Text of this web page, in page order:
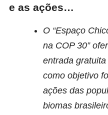
e as ações…
O “Espaço
na COP 30”
entrada
como objetivo
ações das
biomas